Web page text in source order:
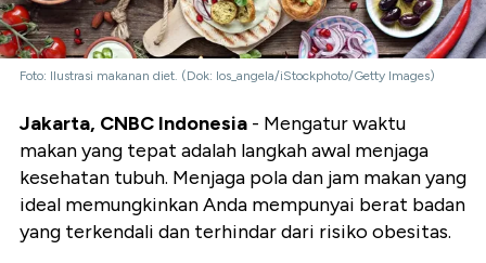
Foto: Ilustrasi makanan diet. (Dok: los_angela/iStockphoto/Getty Images)
Jakarta, CNBC Indonesia - Mengatur waktu
makan yang tepat adalah langkah awal menjaga
kesehatan tubuh. Menjaga pola dan jam makan yang
ideal memungkinkan Anda mempunyai berat badan
yang terkendali dan terhindar dari risiko obesitas.